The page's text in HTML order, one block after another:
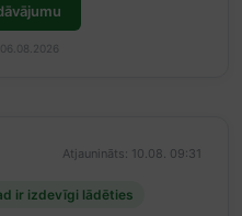
Atjaunināts: 10.08. 09:31
ir izdevīgi lādēties